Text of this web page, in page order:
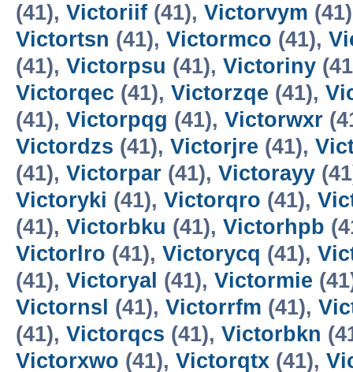
(41), Victoriif (41), Victorvym
Victortsn (41), Victormco (41),
(41), Victorpsu (41), Victoriny
Victorqec (41), Victorzqe (41),
(41), Victorpqg (41), Victorwxr
Victordzs (41), Victorjre (41),
(41), Victorpar (41), Victorayy
Victoryki (41), Victorqro (41),
(41), Victorbku (41), Victorhpb
Victorlro (41), Victorycq (41),
(41), Victoryal (41), Victormie
Victornsl (41), Victorrfm (41),
(41), Victorqcs (41), Victorbkn
Victorxwo (41), Victorqtx (41),